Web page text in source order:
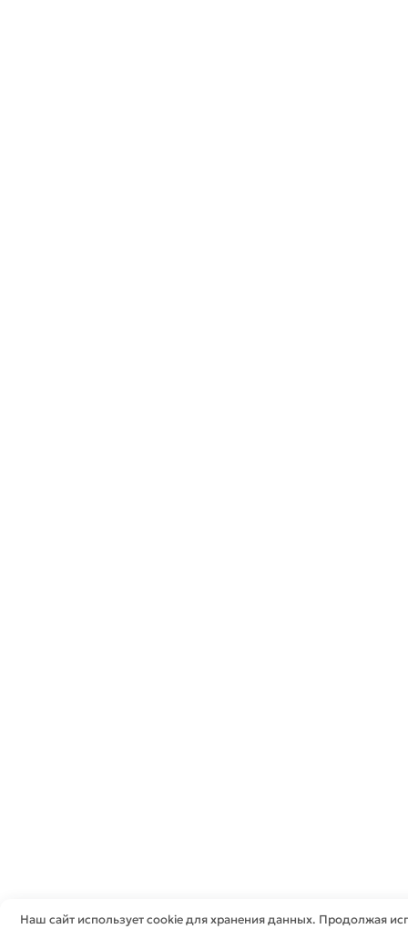
Наш сайт использует cookie для хранения данных. Продолжая